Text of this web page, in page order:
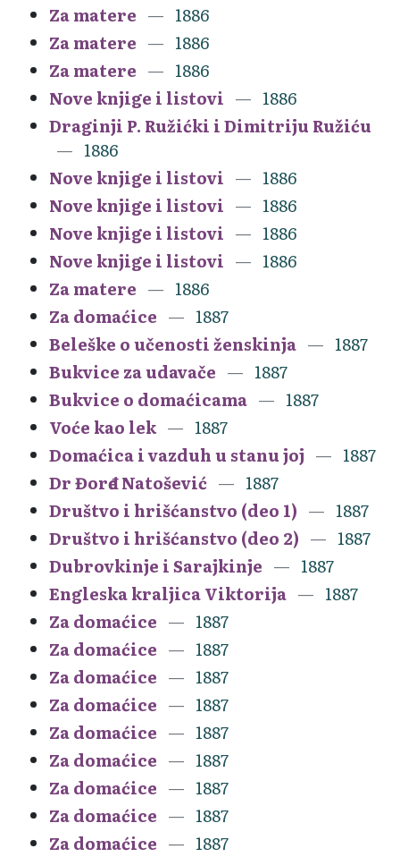
Za matere
1886
Za matere
1886
Za matere
1886
Nove knjige i listovi
1886
Draginji P. Ružićki i Dimitriju Ružiću
1886
Nove knjige i listovi
1886
Nove knjige i listovi
1886
Nove knjige i listovi
1886
Nove knjige i listovi
1886
Za matere
1886
Za domaćice
1887
Beleške o učenosti ženskinja
1887
Bukvice za udavače
1887
Bukvice o domaćicama
1887
Voće kao lek
1887
Domaćica i vazduh u stanu joj
1887
Dr Đorđe Natošević
1887
Društvo i hrišćanstvo (deo 1)
1887
Društvo i hrišćanstvo (deo 2)
1887
Dubrovkinje i Sarajkinje
1887
Engleska kraljica Viktorija
1887
Za domaćice
1887
Za domaćice
1887
Za domaćice
1887
Za domaćice
1887
Za domaćice
1887
Za domaćice
1887
Za domaćice
1887
Za domaćice
1887
Za domaćice
1887